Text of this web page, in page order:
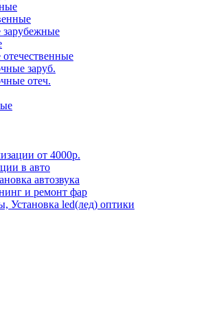
зарубежные
заруб.
отеч.
от 4000р.
в авто
автозвука
и ремонт фар
Установка led(лед) оптики